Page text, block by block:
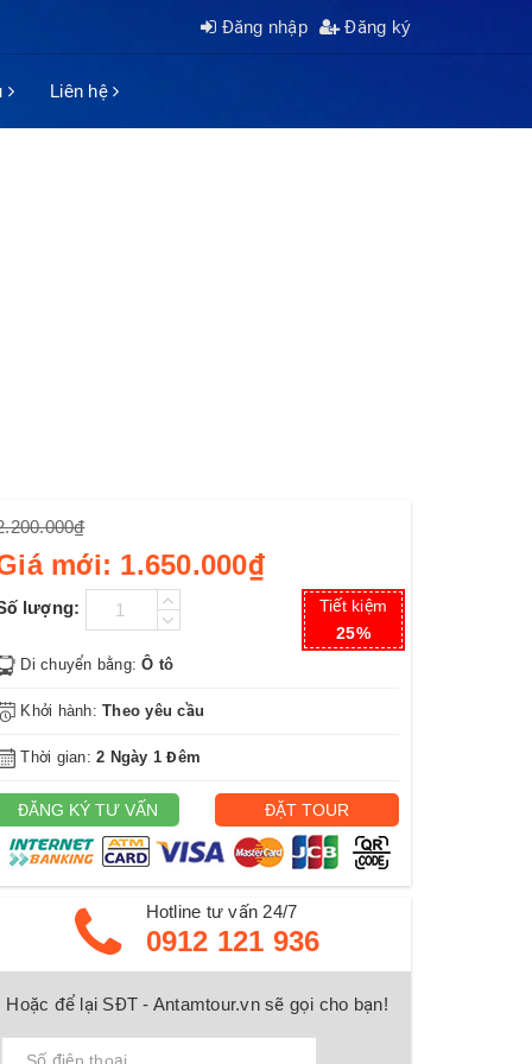
Đăng nhập Đăng ký
Liên hệ
mới: 1.650.000₫
Tiết kiệm
25%
lượng:
Di chuyển bằng:Ô tô
Khởi hành: Theo yêu cầu
Thời gian: 2 Ngày 1 Đêm
ĐĂNG KÝ TƯ VẤN ĐẶT TOUR
Hotline tư vấn 24/7
0912 121 936
Hoặc để lại SĐT - Antamtour.vn sẽ gọi cho bạn!